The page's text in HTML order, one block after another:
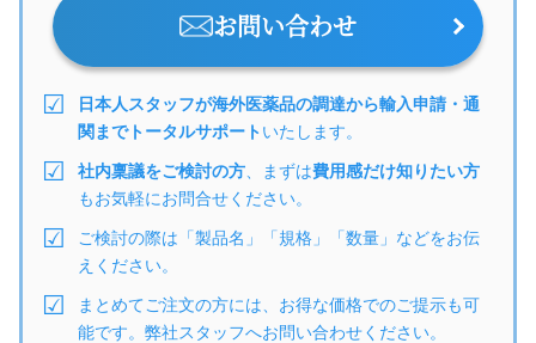
お問い合わせ
日本人スタッフが海外医薬品の調達から輸入申請・通
関までトータルサポートいたします。
社内稟議をご検討の方 、まずは費用感だけ知りたい方
もお気軽にお問合せください。
ご検討の際は「製品名」「規格」「数量」などをお伝
えください。
まとめてご注文の方には、お得な価格でのご提示も可
能です。弊社スタッフへお問い合わせください。